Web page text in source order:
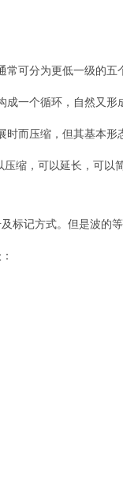
常可分为更低一级的
成一个循环，自然又形
时而压缩，但其基本形
缩，可以延长，可
标记方式。但是波的